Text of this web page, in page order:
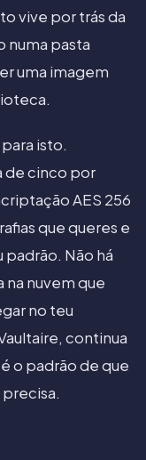
vive por trás da
numa pasta
uma imagem
isto.
de cinco por
AES 256
que queres e
Não há
na nuvem que
no teu
continua
o padrão de que